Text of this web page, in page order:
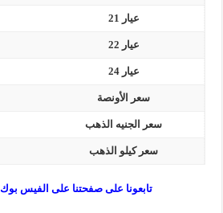
عيار 21
عيار 22
عيار 24
سعر الأونصة
سعر الجنيه الذهب
سعر كيلو الذهب
تابعونا على صفحتنا على الفيس بوك